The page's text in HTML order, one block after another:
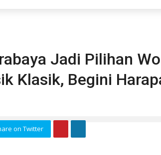
Jadi Pilihan
Klasik, Begini
on Twitter